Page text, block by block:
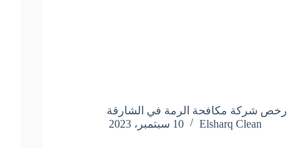
ارخص شركة مكافحة الرمة في الشارقة
Elsharq Clean
10 سبتمبر، 2023